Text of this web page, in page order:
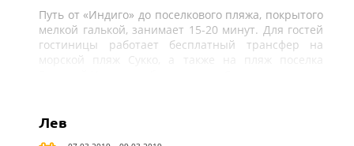
Путь от «Индиго» до поселкового пляжа, покрытого
мелкой галькой, занимает 15-20 минут. Для гостей
гостиницы работает бесплатный трансфер на
морской пляж Сукко, а также на пляж поселка
Лев